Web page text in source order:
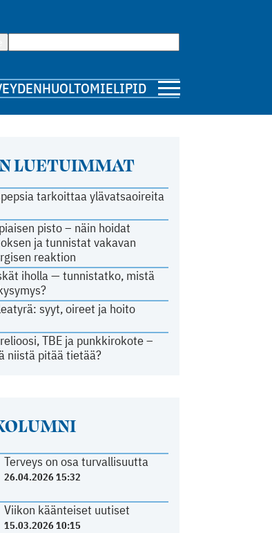
MIELIPIDE
LUETUIMMAT
tarkoittaa ylävatsaoireita
pisto – näin hoidat
ja tunnistat vakavan
reaktion
iholla — tunnistatko, mistä
syyt, oireet ja hoito
TBE ja punkkirokote –
niistä pitää tietää?
Terveys on osa turvallisuutta
26.04.2026 15:32
Viikon käänteiset uutiset
15.03.2026 10:15